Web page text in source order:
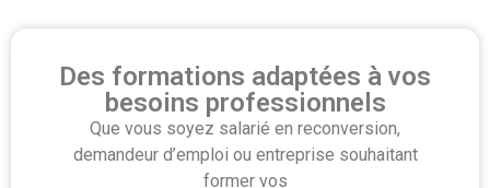
Des formations adaptées à vos
besoins professionnels
Que vous soyez salarié en reconversion,
demandeur d’emploi ou entreprise souhaitant
former vos